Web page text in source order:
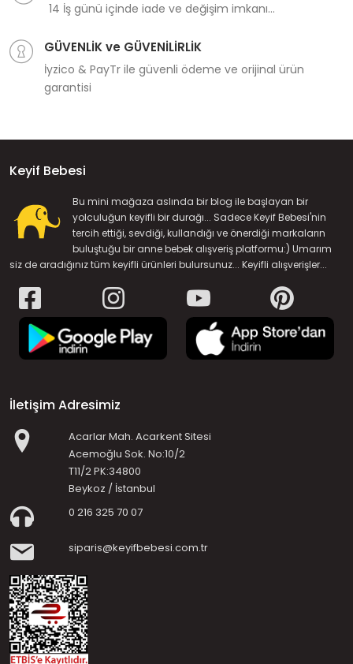
14 İş günü içinde iade ve değişim imkanı...
GÜVENLİK ve GÜVENİLİRLİK
İyzico & PayTr ile güvenli ödeme ve orijinal ürün
garantisi
Keyif Bebesi
Bu mini mağaza aslında bir blog ile başlayan bir
yolculuğun keyifli bir durağı... Sadece Keyif Bebesi'nin
tercih ettiği, sevdiği, kullandığı ve önerdiği markaların
buluştuğu bir anne bebek alışveriş platformu:) Umarım
siz de aradığınız tüm keyifli ürünleri bulursunuz... Keyifli alışverişler...
İletişim Adresimiz
Acarlar Mah. Acarkent Sitesi
Acemoğlu Sok. No:10/2
T11/2 PK:34800
Beykoz / İstanbul
0 216 325 70 07
siparis@keyifbebesi.com.tr